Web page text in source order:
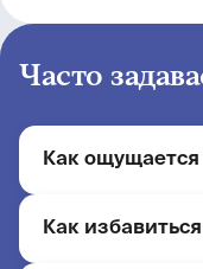
Часто
Как ощущается
Жжение за
Как